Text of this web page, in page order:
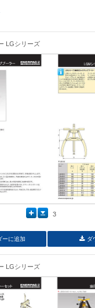
LGシリーズ
3
ーに追加 ダ
LGシリーズ